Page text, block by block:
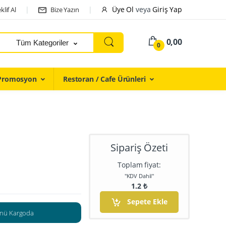
Al Bize Yazın Üye Ol veya Giriş Yap
Tüm Kategoriler 0 0,00
Restoran / Cafe Ürünleri
Kargoda
Sipariş Özeti
Toplam fiyat:
"KDV Dahil"
1.2 ₺
Sepete Ekle